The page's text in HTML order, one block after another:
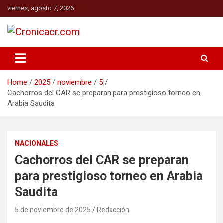
Skip
to
content
viernes, agosto 7, 2026
Cronicacr.com
Home 2025 noviembre
5
Cachorros del CAR se preparan para prestigioso torneo en
Arabia Saudita
NACIONALES
Cachorros del CAR se preparan
para prestigioso torneo en Arabia
Saudita
5 de noviembre de 2025 Redacción